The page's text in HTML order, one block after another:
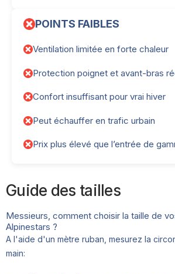
POINTS FAIBLES
Ventilation limitée en forte chaleur
Protection poignet et avant-bras
Confort insuffisant pour vrai hiver
Peut échauffer en trafic urbain
Prix plus élevé que l’entrée de
Guide des tailles
Messieurs, comment choisir la taille de
Alpinestars ?
A l'aide d'un mètre ruban, mesurez la
main: